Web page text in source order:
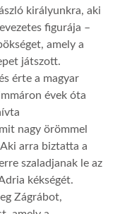
királyunkra, aki
figurája –
amely a
játszott.
érte a magyar
évek óta
nagy örömmel
arra biztatta a
szaladjanak le az
kékségét.
Zágrábot,